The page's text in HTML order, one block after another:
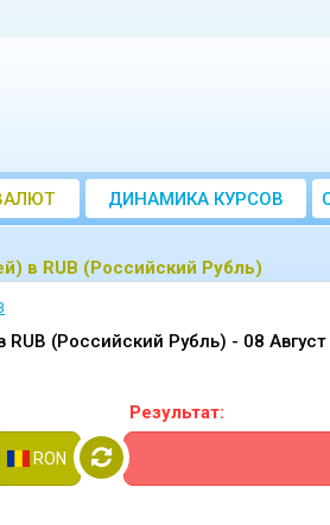
ДИНАМИКА КУРСОВ
в RUB (Российский Рубль)
(Российский Рубль) - 08
RON
Результат: